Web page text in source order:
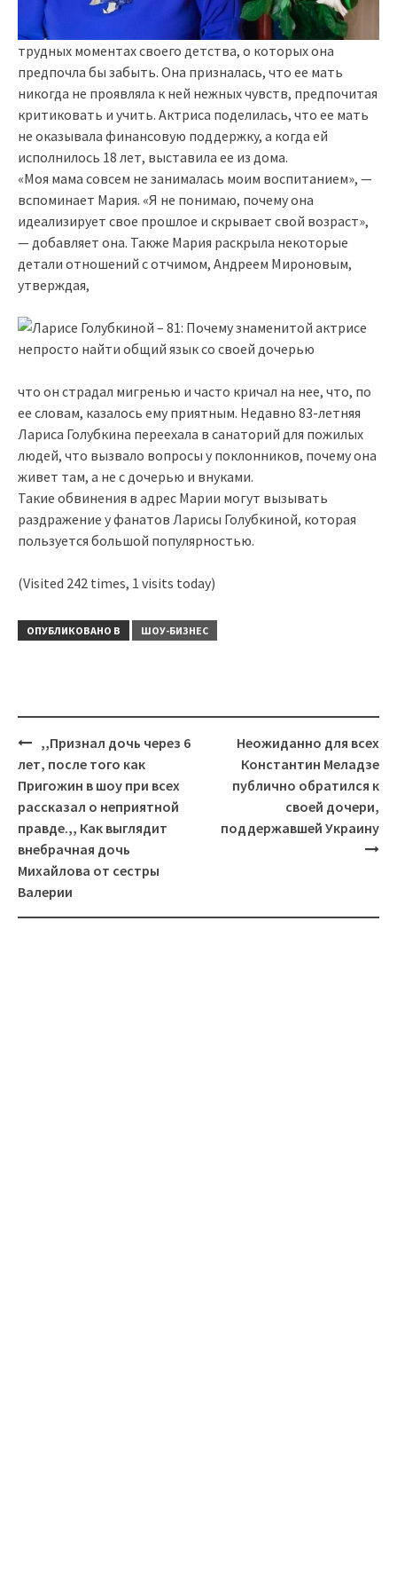
трудных моментах своего детства, о которых она
предпочла бы забыть. Она призналась, что ее мать
никогда не проявляла к ней нежных чувств, предпочитая
критиковать и учить. Актриса поделилась, что ее мать
не оказывала финансовую поддержку, а когда ей
исполнилось 18 лет, выставила ее из дома.
«Моя мама совсем не занималась моим воспитанием», —
вспоминает Мария. «Я не понимаю, почему она
идеализирует свое прошлое и скрывает свой возраст»,
— добавляет она. Также Мария раскрыла некоторые
детали отношений с отчимом, Андреем Мироновым,
утверждая,
что он страдал мигренью и часто кричал на нее, что, по
ее словам, казалось ему приятным. Недавно 83-летняя
Лариса Голубкина переехала в санаторий для пожилых
людей, что вызвало вопросы у поклонников, почему она
живет там, а не с дочерью и внуками.
Такие обвинения в адрес Марии могут вызывать
раздражение у фанатов Ларисы Голубкиной, которая
пользуется большой популярностью.
(Visited 242 times, 1 visits today)
ОПУБЛИКОВАНО В ШОУ-БИЗНЕС
Навигация
,,Признал дочь через 6
лет, после того как
Пригожин в шоу при всех
рассказал о неприятной
правде.,, Как выглядит
внебрачная дочь
Михайлова от сестры
Валерии
Неожиданно для всех
Константин Меладзе
публично обратился к
своей дочери,
поддержавшей Украину